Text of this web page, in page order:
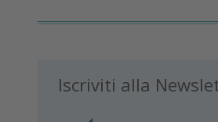
Iscriviti alla